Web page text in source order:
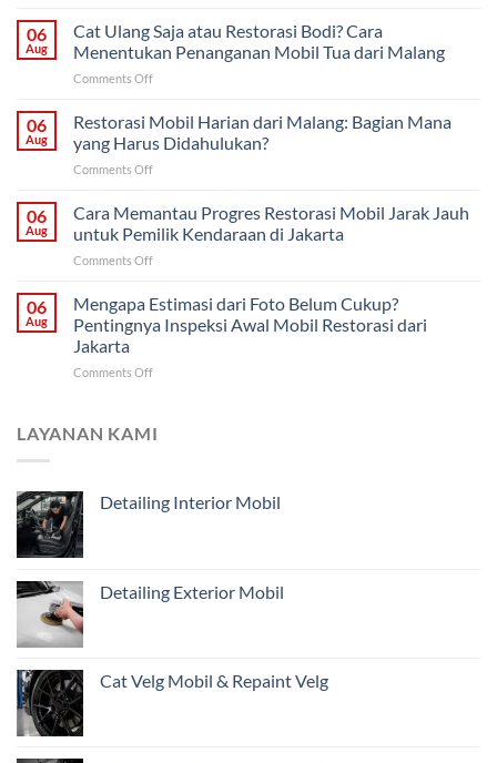
Bertahap
atau
Sekaligus?
Strategi
Mobil
Klasik
Solo
06
Aug
Cat Ulang Saja atau Restorasi Bodi? Cara
Menentukan Penanganan Mobil Tua dari Malang
Comments Offon
Ulang
Saja
atau
Restorasi
Cara
Menentukan
dari
Malang
06
Aug
Restorasi Mobil Harian dari Malang: Bagian Mana
yang Harus Didahulukan?
Comments Offon
Mobil
Harian
dari
Malang:
Mana
yang
06
Aug
Cara Memantau Progres Restorasi Mobil Jarak Jauh
untuk Pemilik Kendaraan di Jakarta
Comments Offon
Memantau
Progres
Restorasi
Jarak
Pemilik
06
Aug
Mengapa Estimasi dari Foto Belum Cukup?
Pentingnya Inspeksi Awal Mobil Restorasi dari
Jakarta
Comments Offon
dari
Pentingnya
dari
LAYANAN KAMI
Detailing Interior Mobil
Detailing Exterior Mobil
Cat Velg Mobil & Repaint Velg